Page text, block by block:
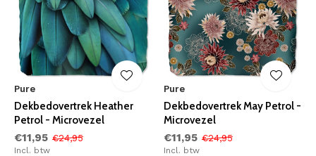
Pure
Dekbedovertrek Heather
Petrol - Microvezel
€11,95 €24,95
Incl. btw
Pure
Dekbedovertrek May Petrol -
Microvezel
€11,95 €24,95
Incl. btw